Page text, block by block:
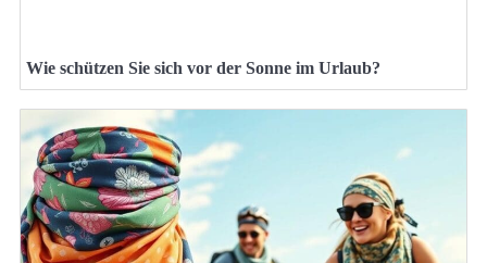
Wie schützen Sie sich vor der Sonne im Urlaub?